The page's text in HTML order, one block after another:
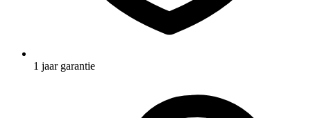
1 jaar garantie